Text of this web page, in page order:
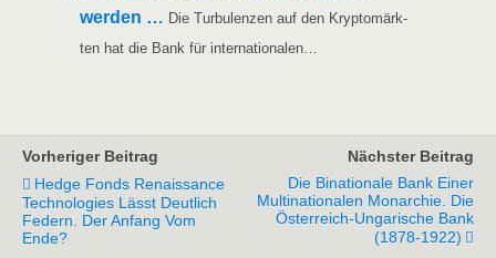
wer­den … Die Tur­bu­len­zen auf den Kryp­to­märk­
ten hat die Bank für internationalen…
Vorheriger Beitrag
Hedge Fonds Renaissance
Technologies Lässt Deutlich
Federn. Der Anfang Vom
Ende?
Nächster Beitrag
Die Binationale Bank Einer
Multinationalen Monarchie. Die
Österreich-Ungarische Bank
(1878-1922)